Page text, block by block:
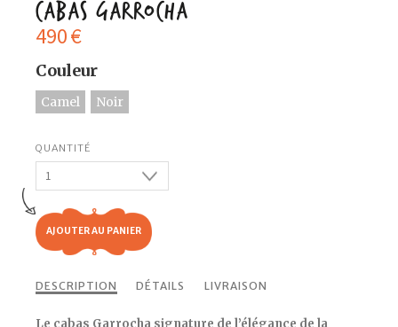
Cabas Garrocha
490€
Couleur
Camel Noir
AJOUTER AU PANIER
DESCRIPTION DÉTAILS LIVRAISON
Le cabas Garrocha signature de l’élégance de la